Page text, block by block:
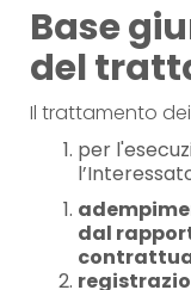
Base
del
Il trattamento
per
dal